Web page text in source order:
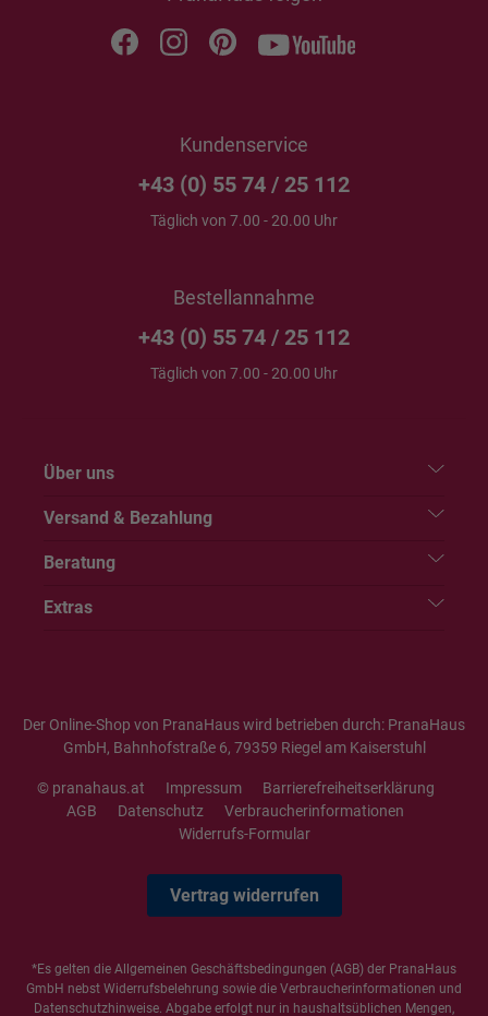
Kundenservice
+43 (0) 55 74 / 25 112
Täglich von 7.00 - 20.00 Uhr
Bestellannahme
+43 (0) 55 74 / 25 112
Täglich von 7.00 - 20.00 Uhr
Über uns
Versand & Bezahlung
Beratung
Extras
Der Online-Shop von PranaHaus wird betrieben durch: PranaHaus
GmbH, Bahnhofstraße 6, 79359 Riegel am Kaiserstuhl
© pranahaus.at Impressum
Barrierefreiheitserklärung
AGB
Datenschutz
Verbraucherinformationen
Widerrufs-Formular
Vertrag widerrufen
*Es gelten die Allgemeinen Geschäftsbedingungen (AGB) der PranaHaus
GmbH nebst Widerrufsbelehrung sowie die Verbraucherinformationen und
Datenschutzhinweise. Abgabe erfolgt nur in haushaltsüblichen Mengen,